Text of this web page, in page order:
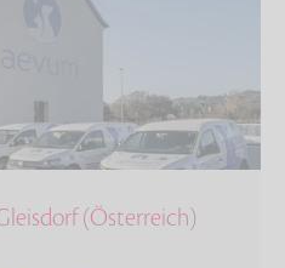
(Österreich)